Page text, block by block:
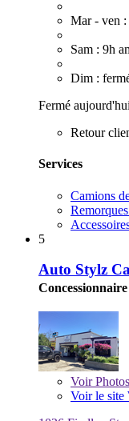
Mar - ven :
Sam : 9h
Dim :
Fermé aujourd'hui
Retour
Services
Camions
5
Auto Stylz
VoirPhotos
Voir le site